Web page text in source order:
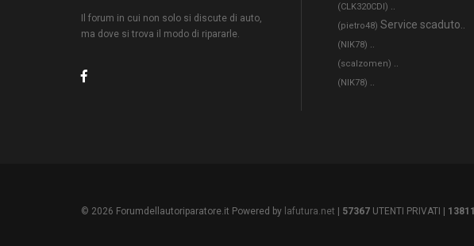
Il forum in cui non solo si discute di auto,
ma dove si trova il modo di ripararle.
(CLK320CDI)
(pietro48) Service scaduto..
(NIK78)
(scalzomen)
(NIK78)
© 2026 Forumdellautoriparatore.it Powered by lafutura.net 57367 UTENTI PRIVATI | 13811